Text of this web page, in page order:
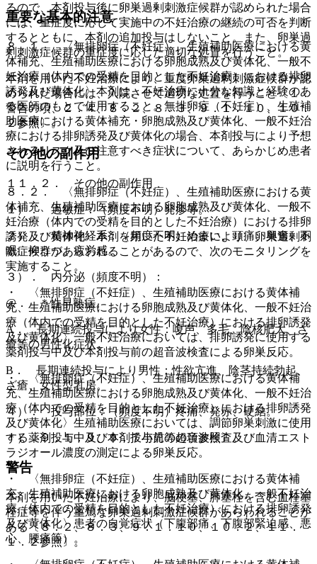
重要な基本的注意
８．１． 〈無排卵症（不妊症）、生殖補助医療における黄
体補充、生殖補助医療における卵胞成熟及び黄体化、一般不
妊治療（体内での受精を目的とした不妊治療）における排卵
誘発及び黄体化〉本剤は、不妊治療に十分な知識と経験のあ
る医師のもとで使用すること。無排卵症（不妊症）、生殖補
助医療における黄体補充・卵胞成熟及び黄体化、一般不妊治
療における排卵誘発及び黄体化の場合、本剤投与により予想
されるリスク及び注意すべき症状について、あらかじめ患者
に説明を行うこと。
８．２． 〈無排卵症（不妊症）、生殖補助医療における黄
体補充、生殖補助医療における卵胞成熟及び黄体化、一般不
妊治療（体内での受精を目的とした不妊治療）における排卵
誘発及び黄体化〉本剤を用いた不妊治療により、卵巣過剰刺
激症候群があらわれることがあるので、次のモニタリングを
実施すること。
・ 〈無排卵症（不妊症）、生殖補助医療における黄体補
充、生殖補助医療における卵胞成熟及び黄体化、一般不妊治
療（体内での受精を目的とした不妊治療）における排卵誘発
及び黄体化〉一般不妊治療においては、排卵誘発に使用する
薬剤投与中及び本剤投与前の超音波検査による卵巣反応。
・ 〈無排卵症（不妊症）、生殖補助医療における黄体補
充、生殖補助医療における卵胞成熟及び黄体化、一般不妊治
療（体内での受精を目的とした不妊治療）における排卵誘発
及び黄体化〉生殖補助医療においては、調節卵巣刺激に使用
する薬剤投与中及び本剤投与前の超音波検査及び血清エスト
ラジオール濃度の測定による卵巣反応。
・ 〈無排卵症（不妊症）、生殖補助医療における黄体補
充、生殖補助医療における卵胞成熟及び黄体化、一般不妊治
療（体内での受精を目的とした不妊治療）における排卵誘発
及び黄体化〉患者の自覚症状（下腹部痛、下腹部緊迫感、悪
心、腰痛等）。
るので、本剤投与後に卵巣過剰刺激症候群が認められた場合
には、重症度に応じて実施中の不妊治療の継続の可否を判断
するとともに、本剤の追加投与はしないこと。また、卵巣過
剰刺激症候群の重症度に応じた適切な処置を行うこと。
本剤を用いた不妊治療により、重度卵巣過剰刺激症候群が認
められた場合には、入院させて適切な処置を行うこと〔１．
警告の項、２．４、８．２、８．３、９．１．１０、１０．
２参照〕。
その他の副作用
１１．２． その他の副作用
１）． 過敏症：（頻度不明）発疹等。
２）． 精神神経系：（頻度不明）めまい、頭痛、興奮、不
眠、抑うつ、疲労感。
３）． 内分泌（頻度不明）：
@． ＊性早熟症。
A． 長期連続投与により女性：嗄声、多毛、陰核肥大、ざ
瘡等の男性化症状。
B． 長期連続投与により男性：性欲亢進、陰茎持続勃起、
ざ瘡、女性型乳房。
４）． 投与部位：（頻度不明）疼痛、発赤、硬結。
＊）〔９．１．９、９．７小児等の項参照〕。
警告
本剤を用いた不妊治療により、脳梗塞、肺塞栓を含む血栓塞
栓症等を伴う重篤な卵巣過剰刺激症候群があらわれることが
ある〔８．２、８．３、９．１．１０、１０．２、１１．
１．２参照〕。